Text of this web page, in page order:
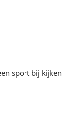
sport bij kijken